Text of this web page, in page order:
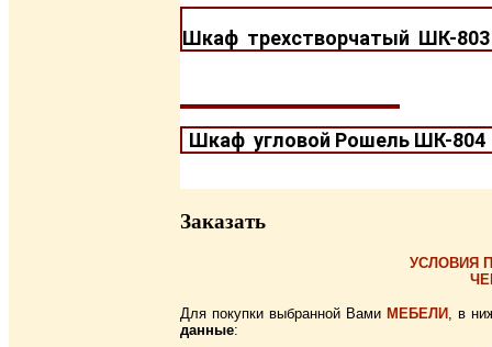
Шкаф трехстворчатый ШК-
Шкаф угловой Рошель ШК-
Заказать
УСЛОВИЯ
Для покупки выбранной Вами МЕБЕЛИ
, в
данные: